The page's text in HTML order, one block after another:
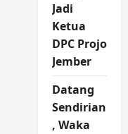
Jadi
Ketua
DPC Projo
Jember
Datang
Sendirian
, Waka